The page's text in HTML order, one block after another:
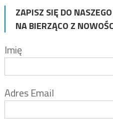
ZAPISZ SIĘ DO
NA BIERZĄCO Z
Imię
Adres Email